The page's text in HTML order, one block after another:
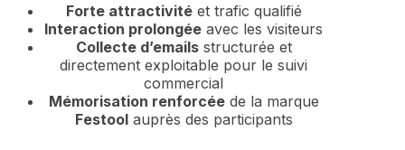
Forte attractivitéet trafic qualifié
Interaction prolongée avec les visiteurs
Collecte d’emailsstructurée et
directement exploitable pour le suivi
commercial
Mémorisation renforcéede la marque
Festoolauprès des participants